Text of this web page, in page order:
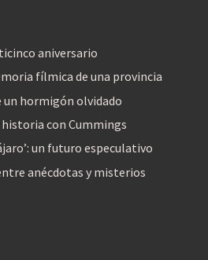
aniversario
fílmica de una provincia
un hormigón olvidado
historia con Cummings
un futuro especulativo
anécdotas y misterios